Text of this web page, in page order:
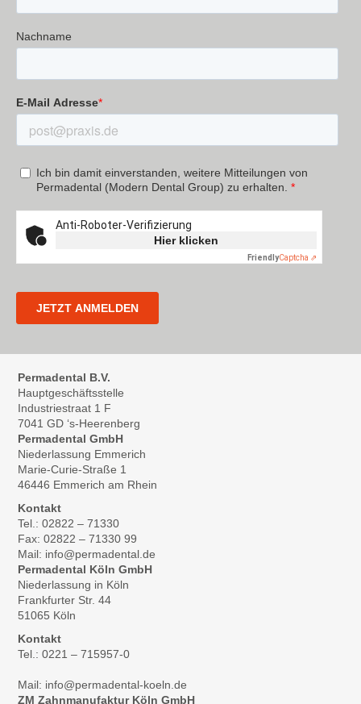
Permadental B.V.
Hauptgeschäftsstelle
Industriestraat 1 F
7041 GD ‘s-Heerenberg
Permadental GmbH
Niederlassung Emmerich
Marie-Curie-Straße 1
46446 Emmerich am Rhein
Kontakt
Tel.: 02822 – 71330
Fax: 02822 – 71330 99
Mail: info@permadental.de
Permadental Köln GmbH
Niederlassung in Köln
Frankfurter Str. 44
51065 Köln
Kontakt
Tel.: 0221 – 715957-0
Mail: info@permadental-koeln.de
ZM Zahnmanufaktur Köln GmbH